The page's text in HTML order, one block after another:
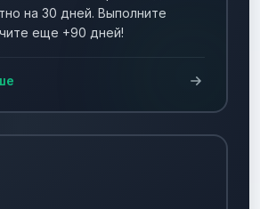
на 30 дней. Выполните
еще +90 дней!